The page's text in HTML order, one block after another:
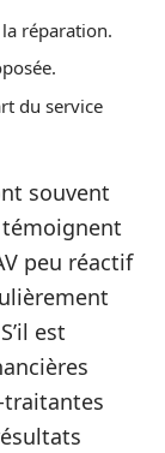
réparation.
du service
souvent
peu réactif
est
traitantes